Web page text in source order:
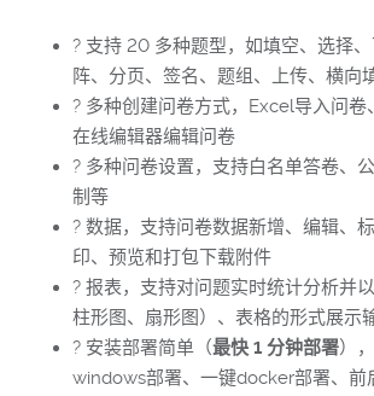
? 支持 20 多种题型，如填空、选择
阵、分页、签名、题组、上传、横向
? 多种创建问卷方式，Excel导入问卷
在线编辑器编辑问卷
? 多种问卷设置，支持白名单答卷、
制等
? 数据，支持问卷数据新增、编辑、
印、预览和打包下载附件
? 报表，支持对问题实时统计分析并
柱形图、扇形图）、表格的形式展示
? 安装部署简单（最快 1 分钟部署）
windows部署、一键docker部署、前